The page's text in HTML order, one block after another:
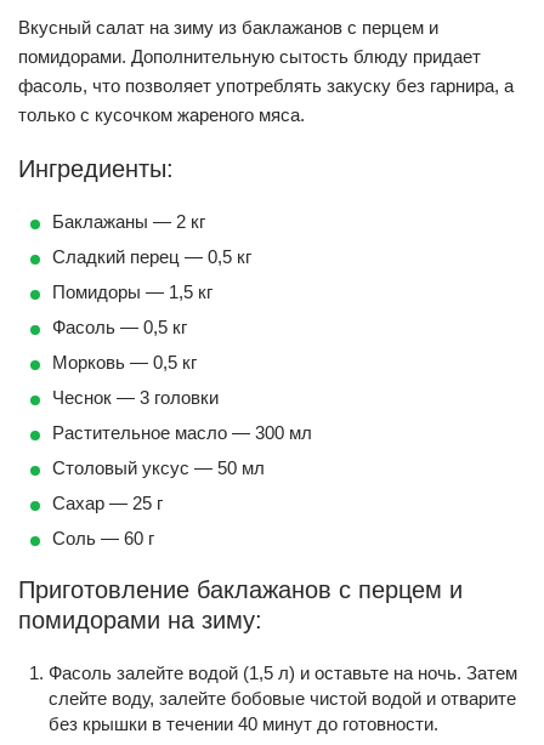
Вкусный салат на зиму из баклажанов с перцем и
помидорами. Дополнительную сытость блюду придает
фасоль, что позволяет употреблять закуску без гарнира, а
только с кусочком жареного мяса.
Ингредиенты:
Баклажаны — 2 кг
Сладкий перец — 0,5 кг
Помидоры — 1,5 кг
Фасоль — 0,5 кг
Морковь — 0,5 кг
Чеснок — 3 головки
Растительное масло — 300 мл
Столовый уксус — 50 мл
Сахар — 25 г
Соль — 60 г
Приготовление баклажанов с перцем и
помидорами на зиму:
Фасоль залейте водой (1,5 л) и оставьте на ночь. Затем
слейте воду, залейте бобовые чистой водой и отварите
без крышки в течении 40 минут до готовности.